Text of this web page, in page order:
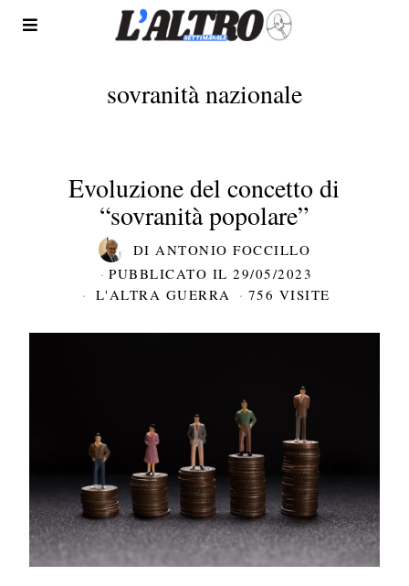
sovranità nazionale
Evoluzione del concetto di
“sovranità popolare”
DI ANTONIO FOCCILLO
PUBBLICATO IL 29/05/2023
L'ALTRA GUERRA
756 VISITE